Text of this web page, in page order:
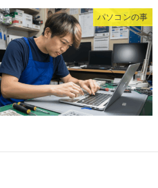
パソコンの事